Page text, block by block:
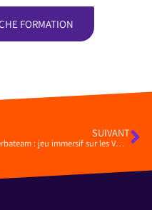
FORMATION
SUIVANT
Verbateam : jeu immersif sur les VMSS au travail